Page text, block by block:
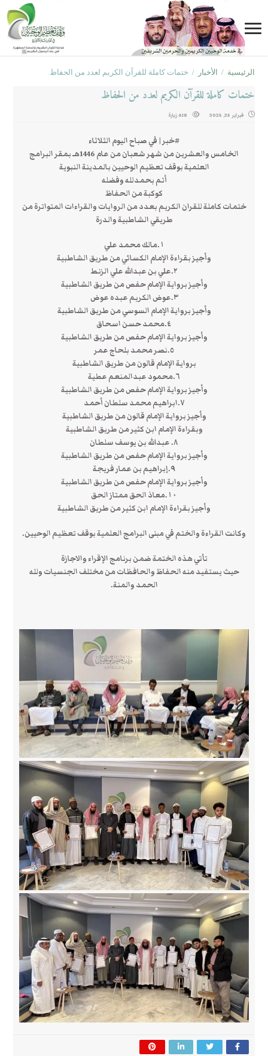
الرئيسية / الأخبار / ختمات كاملة للقرآن الكريم لعدد من الحفاظ
ختمات كاملة للقرآن الكريم لعدد من الحفاظ
فبراير 25, 2025 418 زيارة
#خبر‬⁩ | في صباح اليوم الثلاثاء
‏الخامس والعشرين من شهر شعبان من عام 1446هـ بمقر البرامج
العلمية بوقف تعظيم الوحيين بالمدينة النبوية
‏أتم بحمدلله وفضله
‏كوكبة من الحفاظ
‏ختمات كاملة للقران الكريم بعدد من الروايات والقراءات المتواترة من
طريقي الشاطبية والدرة
وأجيز بقراءة الإمام الكسائي من طريق الشاطبية
٢.علي بن عبدالله علي الزنط
وأجيز برواية الإمام حفص من طريق الشاطبية
٣.عوض الكريم عبده عوض
وأجيز برواية الإمام السوسي من طريق الشاطبية
٤.محمد حسن اسحاق
وأجيز برواية الإمام حفص من طريق الشاطبية
٥.نصر محمد بلحاج عمر
برواية الإمام قالون من طريق الشاطبية
٦.محمود عبدالمنعم عطية
وأجيز برواية الإمام حفص من طريق الشاطبية
٧.ابراهيم محمد سلطان أحمد
وأجيز برواية الإمام قالون من طريق الشاطبية
وبقراءة الإمام ابن كثير من طريق الشاطبية
٨. عبدالله بن يوسف سلطان
وأجيز برواية الإمام حفص من طريق الشاطبية
٩.إبراهيم بن عمار فريجة
وأجيز برواية الإمام حفص من طريق الشاطبية
١٠.معاذ الحق ممتاز الحق
وأجيز بقراءة الإمام ابن كثير من طريق الشاطبية
‏وكانت القراءة والختم في مبنى البرامج العلمية بوقف تعظيم الوحيين.
‏تأتي هذه الختمة ضمن برنامج الإقراء والاجازة
‏حيث يستفيد منه الحفاظ والحافظات من مختلف الجنسيات ولله
الحمد والمنة.